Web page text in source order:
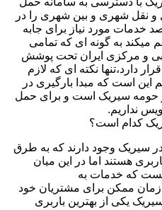
و نقل شهری و بین شهری را در
صد خدمات مورد نیاز برای جابه
میکند به گونه ای که تمامی
و مرکزی ایران تحت پوشش
دارد،تنها نکته ای که لازم
این است که مبدا بارگیری در
و حومه سیریک است و برای حمل
نداریم.
کدام است؟
سیریک وجود دارند که به طرق
هستند اما در این میان
که خدمات به
زمان ممکن برای مشتریان خود
یکی از بهترین باربری